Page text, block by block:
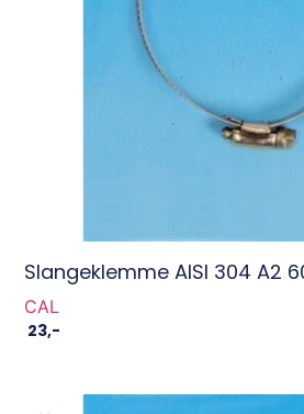
Slangeklemme AISI 304 A2
CAL
23,-